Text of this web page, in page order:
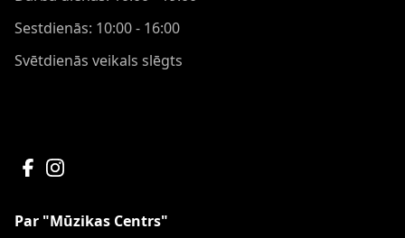
Sestdienās: 10:00 - 16:00
Svētdienās veikals slēgts
Par "Mūzikas Centrs"